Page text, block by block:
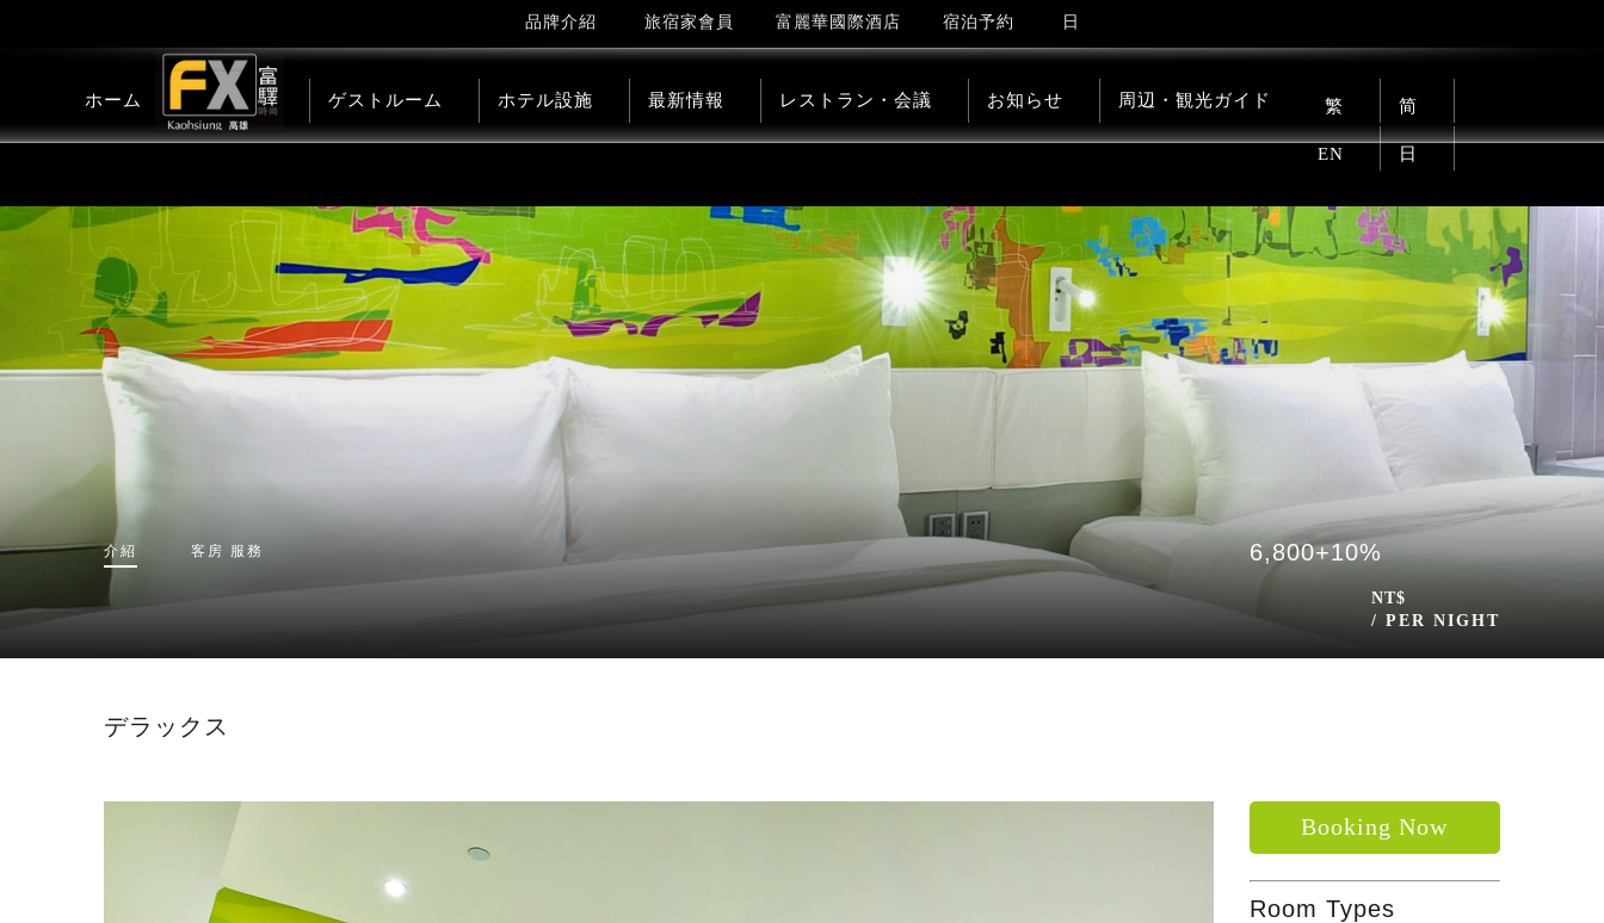
品牌介紹 旅宿家會員 富麗華國際酒店 宿泊予約 日
ホーム 線上訂房 ゲストルーム ホテル設施 最新情報 レストラン・会議 お知らせ 周辺・観光ガイド 繁 简
EN 日
介紹 客房 服務 6,800+10%
NT$
/ PER NIGHT
デラックス
Booking Now
Room Types